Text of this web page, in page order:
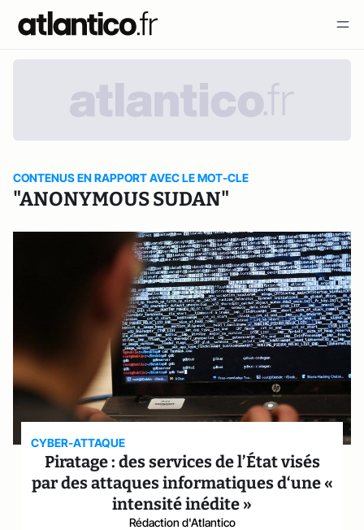
CONTENUS EN RAPPORT AVEC LE MOT-CLE
"ANONYMOUS SUDAN"
CYBER-ATTAQUE
Piratage : des services de l’État visés
par des attaques informatiques d‘une «
intensité inédite »
Rédaction d'Atlantico